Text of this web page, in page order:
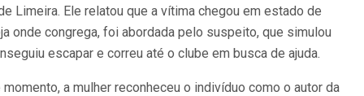
Limeira. Ele relatou que a vítima chegou em estado de
onde congrega, foi abordada pelo suspeito, que simulou
escapar e correu até o clube em busca de ajuda.
a mulher reconheceu o indivíduo como o autor da